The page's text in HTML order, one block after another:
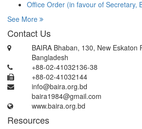
Office Order (in favour of Secretary,
See More
Contact Us
BAIRA Bhaban, 130, New Eskaton
Bangladesh
+88-02-41032136-38
+88-02-41032144
info@baira.org.bd
baira1984@gmail.com
www.baira.org.bd
Resources